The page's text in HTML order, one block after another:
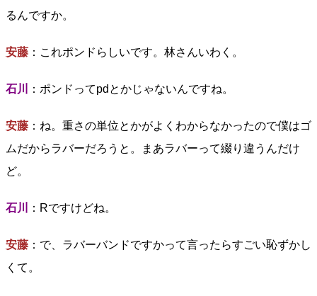
るんですか。
安藤 ：これポンドらしいです。林さんいわく。
石川 ：ポンドってpdとかじゃないんですね。
安藤 ：ね。重さの単位とかがよくわからなかったので僕はゴ
ムだからラバーだろうと。まあラバーって綴り違うんだけ
ど。
石川 ：Rですけどね。
安藤 ：で、ラバーバンドですかって言ったらすごい恥ずかし
くて。